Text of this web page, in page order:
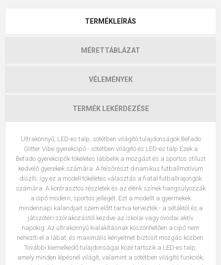
TERMÉKLEÍRÁS
MÉRETTÁBLÁZAT
VÉLEMÉNYEK
TERMÉK LEKÉRDEZÉSE
Ultrakönnyű, LED-es talp, sötétben világító tulajdonságok Befado
Glitter Vibe gyerekcipő - sötétben világító és LED-es talp Ezek a
Befado gyerekcipők tökéletes lábbelik a mozgást és a sportos stílust
kedvelő gyerekek számára. A felsőrészt dinamikus futballmotívum
díszíti, így ez a modell tökéletes választás a fiatal futballrajongók
számára. A kontrasztos részletek és az élénk színek hangsúlyozzák
a cipő modern, sportos jellegét. Ezt a modellt a gyermekek
mindennapi kalandjait szem előtt tartva tervezték - a sétáktól és a
játszótéri szórakozástól kezdve az iskolai vagy óvodai aktív
napokig. Az ultrakönnyű kialakításnak köszönhetően a cipő nem
nehezíti el a lábat, és maximális kényelmet biztosít mozgás közben.
További kiemelkedő tulajdonságai közé tartozik a LED-es talp,
amely minden lépésnél világít, valamint a sötétben világító funkciók,